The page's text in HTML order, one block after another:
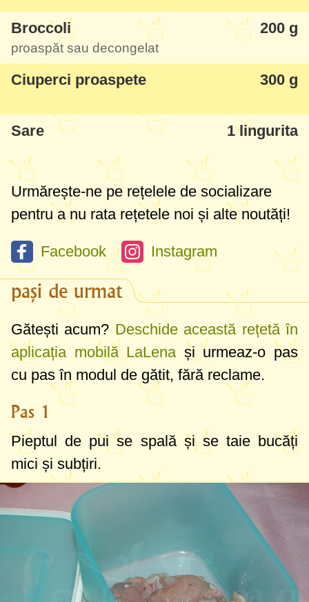
vitaminele, sunt un pic Al Dente - asta
înseamnă că nu-și pierd nimic din
proprietăți și vitamine, sunt crocante,
aromate și își păstrează în plus și aroma
alimentație sănătoasă și dietetică, în plus
Broccoli 200 g
proaspăt sau decongelat
Ciuperci proaspete 300 g
Sare 1 lingurita
Urmărește-ne pe rețelele de socializare
pentru a nu rata rețetele noi și alte noutăți!
Facebook Instagram
pași de urmat
Gătești acum? Deschide această rețetă în
aplicația mobilă LaLena și urmeaz-o pas
cu pas în modul de gătit, fără reclame.
Pas 1
Pieptul de pui se spală și se taie bucăți
mici și subțiri.